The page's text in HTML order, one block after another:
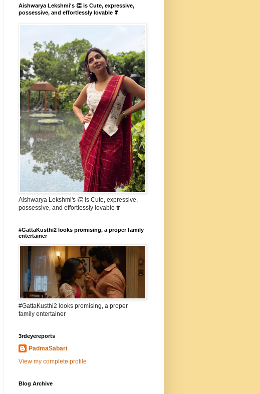
Aishwarya Lekshmi's 👏 is Cute, expressive,
possessive, and effortlessly lovable ❣️
Aishwarya Lekshmi's 👏 is Cute, expressive,
possessive, and effortlessly lovable ❣️
#GattaKusthi2 looks promising, a proper family
entertainer
#GattaKusthi2 looks promising, a proper
family entertainer
3rdeyereports
PadmaSabari
View my complete profile
Blog Archive